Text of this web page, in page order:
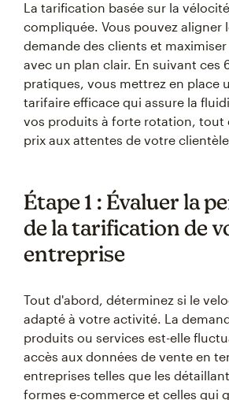
La tarification basée sur la
compliquée. Vous pouvez aligner
demande des clients et
avec un plan clair. En suivant ces
pratiques, vous mettrez en place
tarifaire efficace qui assure la
vos produits à forte rotation, tout
prix aux attentes de votre
Étape 1 : Évaluer la
de la tarification de
entreprise
Tout d'abord, déterminez si le
adapté à votre activité. La
produits ou services est-elle
accès aux données de vente en
entreprises telles que les
formes e-commerce et celles qui